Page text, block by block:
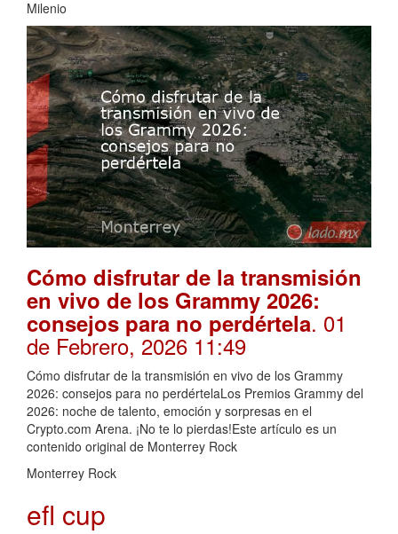
Milenio
Cómo disfrutar de la transmisión
en vivo de los Grammy 2026:
consejos para no perdértela. 01
de Febrero, 2026 11:49
Cómo disfrutar de la transmisión en vivo de los Grammy
2026: consejos para no perdértelaLos Premios Grammy del
2026: noche de talento, emoción y sorpresas en el
Crypto.com Arena. ¡No te lo pierdas!Este artículo es un
contenido original de Monterrey Rock
Monterrey Rock
efl cup